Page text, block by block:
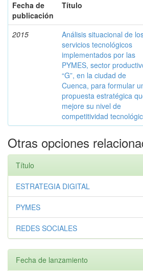
Fecha de
publicación
Título
2015
Análisis situacional de
servicios tecnológicos
implementados por las
PYMES, sector
“G”, en la ciudad de
Cuenca, para formular
propuesta estratégica
mejore su nivel de
competitividad
Otras opciones
Título
ESTRATEGIA DIGITAL
PYMES
REDES SOCIALES
Fecha de lanzamiento